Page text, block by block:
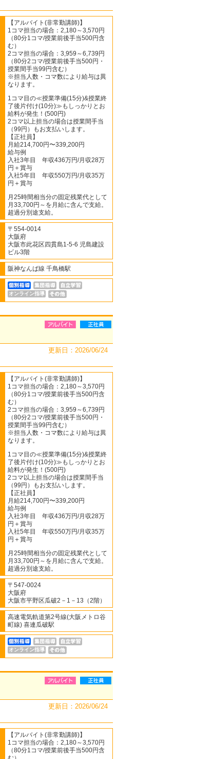
【アルバイト(非常勤講師)】
1コマ担当の場合：2,180～3,570円
（80分1コマ/授業前後手当500円含
む）
2コマ担当の場合：3,959～6,739円
（80分2コマ/授業前後手当500円・
授業間手当99円含む）
※担当人数・コマ数により給与は異
なります。
1コマ目の≪授業準備(15分)&授業終
了後片付け(10分)≫もしっかりとお
給料が発生！(500円)
2コマ以上担当の場合は授業間手当
（99円）もお支払いします。
【正社員】
月給214,700円〜339,200円
給与例
入社3年目 年収436万円/月収28万
円＋賞与
入社5年目 年収550万円/月収35万
円＋賞与
月25時間相当分の固定残業代として
月33,700円～を月給に含んで支給。
超過分別途支給。
〒554-0014
大阪府
大阪市此花区四貫島1-5-6 児島建設
ビル3階
阪神なんば線 千鳥橋駅
オンライン指導
更新日：2026/06/24
【アルバイト(非常勤講師)】
1コマ担当の場合：2,180～3,570円
（80分1コマ/授業前後手当500円含
む）
2コマ担当の場合：3,959～6,739円
（80分2コマ/授業前後手当500円・
授業間手当99円含む）
※担当人数・コマ数により給与は異
なります。
1コマ目の≪授業準備(15分)&授業終
了後片付け(10分)≫もしっかりとお
給料が発生！(500円)
2コマ以上担当の場合は授業間手当
（99円）もお支払いします。
【正社員】
月給214,700円〜339,200円
給与例
入社3年目 年収436万円/月収28万
円＋賞与
入社5年目 年収550万円/月収35万
円＋賞与
月25時間相当分の固定残業代として
月33,700円～を月給に含んで支給。
超過分別途支給。
〒547-0024
大阪府
大阪市平野区瓜破2－1－13（2階）
高速電気軌道第2号線(大阪メトロ谷
町線) 喜連瓜破駅
オンライン指導
更新日：2026/06/24
【アルバイト(非常勤講師)】
1コマ担当の場合：2,180～3,570円
（80分1コマ/授業前後手当500円含